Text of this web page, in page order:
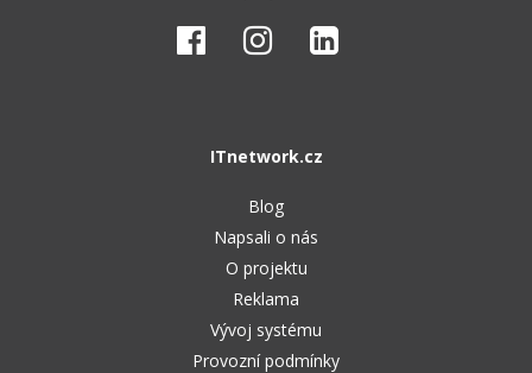
ITnetwork.cz
Blog
Napsali o nás
O projektu
Reklama
Vývoj systému
Provozní podmínky